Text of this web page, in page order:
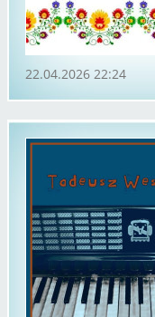
22.04.2026 22:24